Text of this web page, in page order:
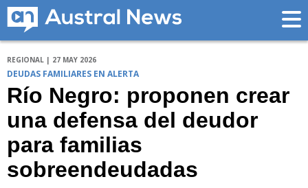
REGIONAL | 27 MAY 2026
DEUDAS FAMILIARES EN ALERTA
Río Negro: proponen crear
una defensa del deudor
para familias
sobreendeudadas